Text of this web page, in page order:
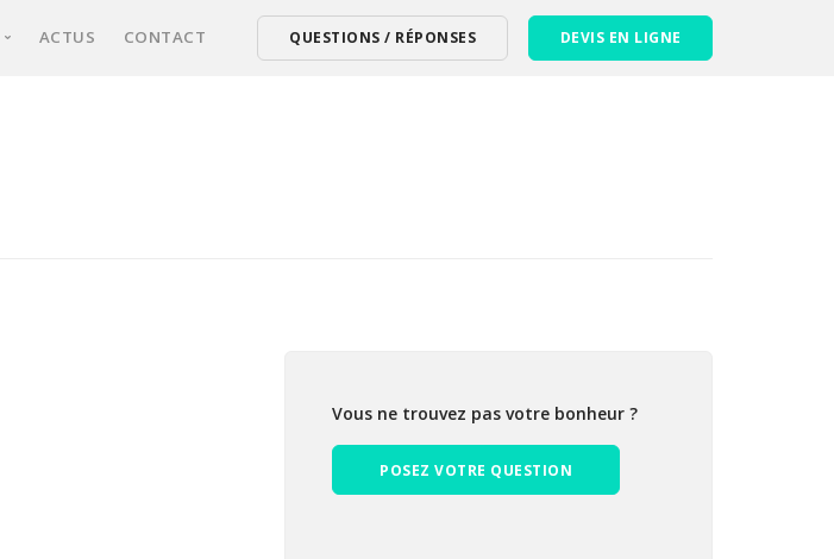
ACTUS CONTACT QUESTIONS / RÉPONSES DEVIS EN LIGNE
Vous ne trouvez pas votre bonheur ?
POSEZ VOTRE QUESTION